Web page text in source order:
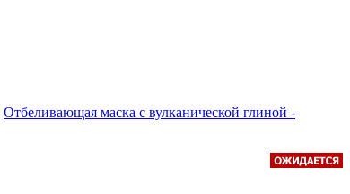
Отбеливающая маска с вулканической глиной -